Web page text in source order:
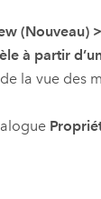
(Nouveau) >
à partir
la vue des